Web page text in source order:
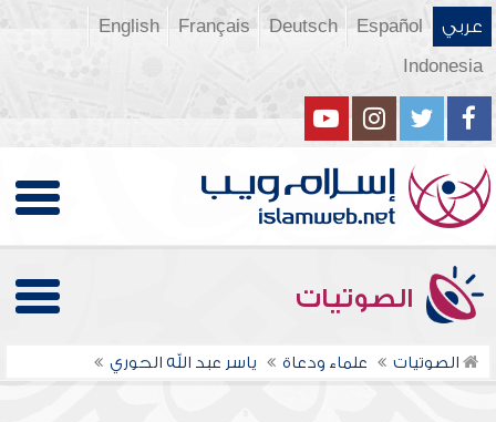
عربي Español
Deutsch
Français
English
Indonesia
الصوتيات
الصوتيات علماء ودعاة ياسر عبد الله الحوري